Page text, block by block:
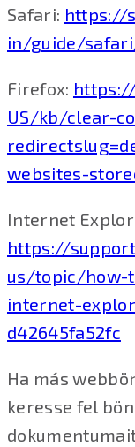
Safari: https://
in/guide/
Firefox:
US/kb/clear-
websites-
Internet
https://
us/topic/how-
internet-
d42645fa52fc
Ha más
keresse fel